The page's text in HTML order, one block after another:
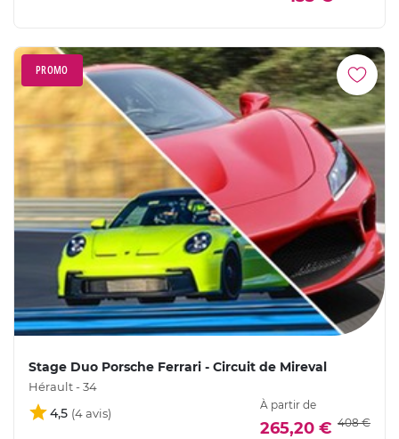
PROMO
Stage Duo Porsche Ferrari - Circuit de Mireval
Hérault - 34
4,5
À partir de
265,20 € 408 €